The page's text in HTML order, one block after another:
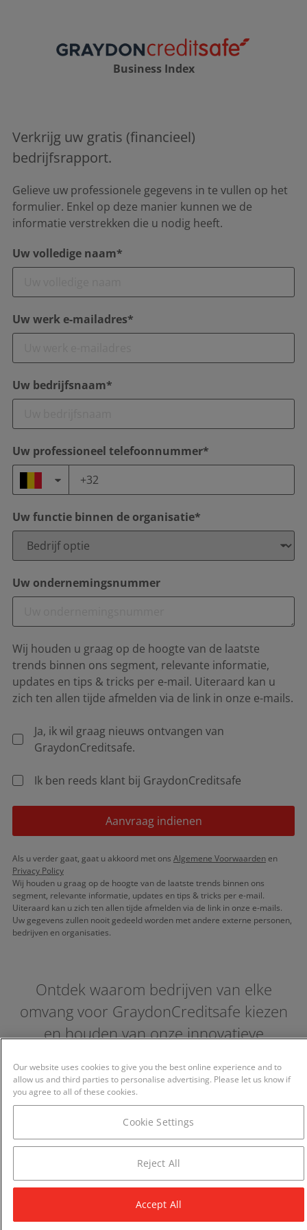
Business Index
Verkrijg uw gratis (financieel)
bedrijfsrapport.
Gelieve uw professionele gegevens in te vullen op het
formulier. Enkel op deze manier kunnen we de
informatie verstrekken die u nodig heeft.
Uw volledige naam*
Uw werk e-mailadres*
Uw bedrijfsnaam*
Uw professioneel telefoonnummer*
Uw functie binnen de organisatie*
Uw ondernemingsnummer
Wij houden u graag op de hoogte van de laatste
trends binnen ons segment, relevante informatie,
updates en tips & tricks per e-mail. Uiteraard kan u
zich ten allen tijde afmelden via de link in onze e-mails.
Ja, ik wil graag nieuws ontvangen van
GraydonCreditsafe.
Ik ben reeds klant bij GraydonCreditsafe
Aanvraag indienen
Als u verder gaat, gaat u akkoord met ons Algemene Voorwaardenen
Privacy Policy
Wij houden u graag op de hoogte van de laatste trends binnen ons
segment, relevante informatie, updates en tips & tricks per e-mail.
Uiteraard kan u zich ten allen tijde afmelden via de link in onze e-mails.
Uw gegevens zullen nooit gedeeld worden met andere externe personen,
bedrijven en organisaties.
Ontdek waarom bedrijven van elke
omvang voor GraydonCreditsafe kiezen
en houden van onze innovatieve
Our website uses cookies to give you the best online experience and to
allow us and third parties to personalise advertising. Please let us know if
you agree to all of these cookies.
Cookie Settings
Reject All
Accept All